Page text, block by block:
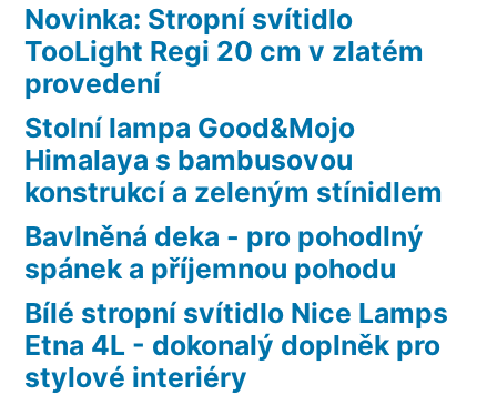
Novinka: Stropní svítidlo
TooLight Regi 20 cm v zlatém
provedení
Stolní lampa Good&Mojo
Himalaya s bambusovou
konstrukcí a zeleným stínidlem
Bavlněná deka - pro pohodlný
spánek a příjemnou pohodu
Bílé stropní svítidlo Nice Lamps
Etna 4L - dokonalý doplněk pro
stylové interiéry